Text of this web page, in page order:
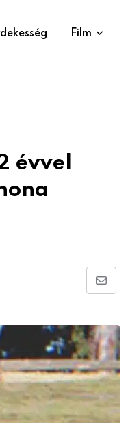
Film
évvel
Share
Email